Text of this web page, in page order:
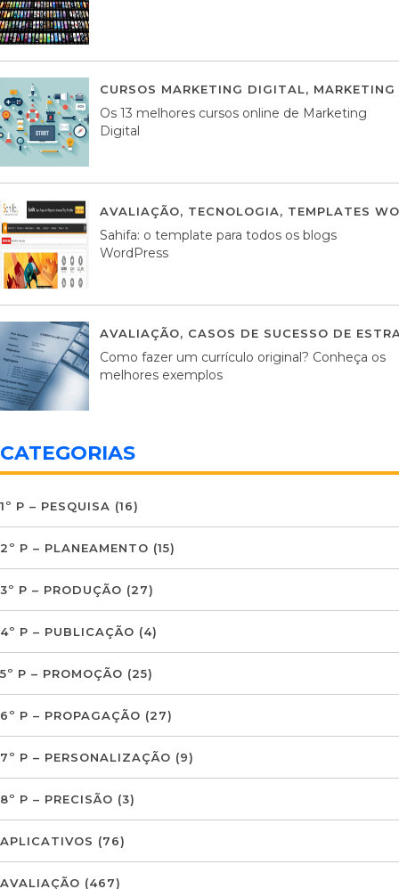
CURSOS MARKETING DIGITAL,
Os 13 melhores cursos online de Marketing
Digital
AVALIAÇÃO, TECNOLOGIA, TEMPLATES
Sahifa: o template para todos os blogs
WordPress
AVALIAÇÃO, CASOS DE SUCESSO DE
Como fazer um currículo original? Conheça os
melhores exemplos
CATEGORIAS
1º P – PESQUISA (16)
2º P – PLANEAMENTO (15)
3º P – PRODUÇÃO (27)
4º P – PUBLICAÇÃO (4)
5º P – PROMOÇÃO (25)
6º P – PROPAGAÇÃO (27)
7º P – PERSONALIZAÇÃO (9)
8º P – PRECISÃO (3)
APLICATIVOS (76)
AVALIAÇÃO (467)